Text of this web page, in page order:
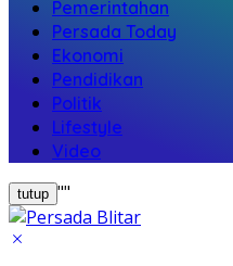
Pemerintahan
Persada Today
Ekonomi
Pendidikan
Politik
Lifestyle
Video
tutup ""